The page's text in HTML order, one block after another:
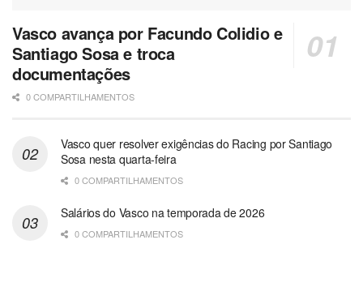
Vasco avança por Facundo Colidio e
Santiago Sosa e troca
documentações
0 COMPARTILHAMENTOS
Vasco quer resolver exigências do Racing por Santiago
Sosa nesta quarta-feira
0 COMPARTILHAMENTOS
Salários do Vasco na temporada de 2026
0 COMPARTILHAMENTOS